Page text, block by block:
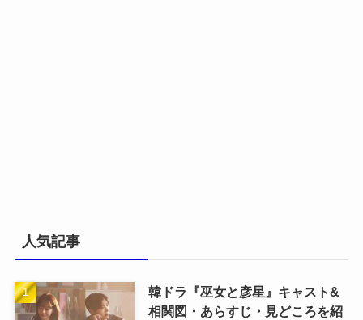
人気記事
韓ドラ『巫女と彦星』キャスト&
相関図・あらすじ・見どころを紹